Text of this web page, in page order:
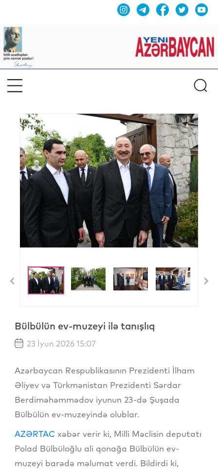
Previous
Previous
Bülbülün ev-muzeyi ilə tanışlıq
23 İyun 2026 15:07
Azərbaycan Respublikasının Prezidenti İlham
Əliyev və Türkmənistan Prezidenti Sərdar
Berdiməhəmmədov iyunun 23-də Şuşada
Bülbülün ev-muzeyində olublar.
AZƏRTAC xəbər verir ki, Milli Məclisin deputatı
Polad Bülbüloğlu ali qonağa Bülbülün ev-
muzeyi barədə məlumat verdi. Bildirdi ki,